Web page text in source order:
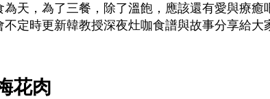
為天，為了三餐，除了溫飽，應該還有愛與療
不定時更新韓教授深夜灶咖食譜與故事分享給大
花肉